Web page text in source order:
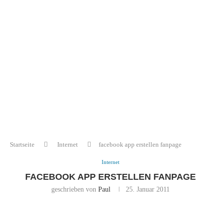
Startseite Internet facebook app erstellen fanpage
Internet
FACEBOOK APP ERSTELLEN FANPAGE
geschrieben von Paul 25. Januar 2011